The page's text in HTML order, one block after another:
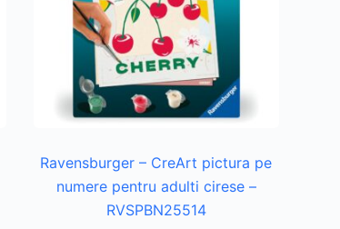
Ravensburger – CreArt pictura pe
numere pentru adulti cirese –
RVSPBN25514